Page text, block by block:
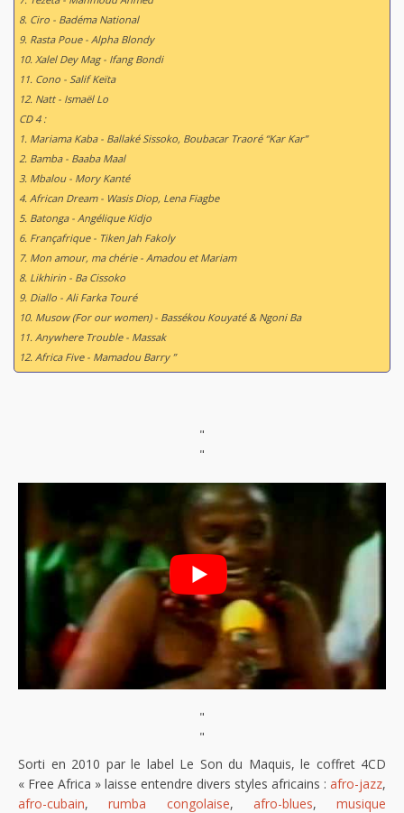
8. Ciro - Badéma National
9. Rasta Poue - Alpha Blondy
10. Xalel Dey Mag - Ifang Bondi
11. Cono - Salif Keïta
12. Natt - Ismaël Lo
CD 4 :
1. Mariama Kaba - Ballaké Sissoko, Boubacar Traoré “Kar Kar”
2. Bamba - Baaba Maal
3. Mbalou - Mory Kanté
4. African Dream - Wasis Diop, Lena Fiagbe
5. Batonga - Angélique Kidjo
6. Françafrique - Tiken Jah Fakoly
7. Mon amour, ma chérie - Amadou et Mariam
8. Likhirin - Ba Cissoko
9. Diallo - Ali Farka Touré
10. Musow (For our women) - Bassékou Kouyaté & Ngoni Ba
11. Anywhere Trouble - Massak
12. Africa Five - Mamadou Barry ”
"
"
"
"
Sorti en 2010 par le label Le Son du Maquis, le coffret 4CD
« Free Africa » laisse entendre divers styles africains : afro-jazz,
afro-cubain,rumba congolaise, afro-blues, musique